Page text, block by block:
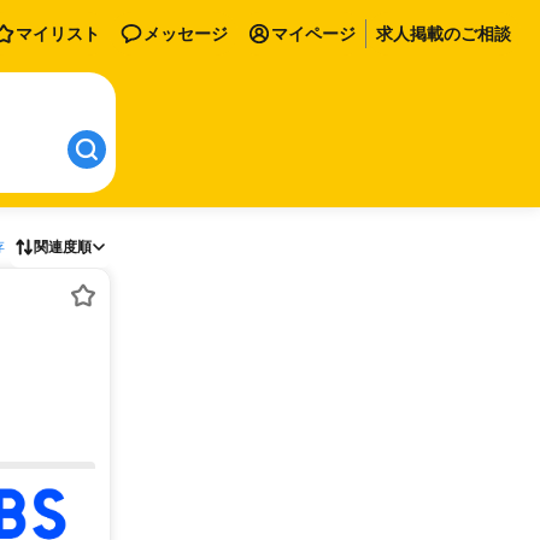
マイリスト メッセージ マイページ 求人掲載のご相談
関連度順